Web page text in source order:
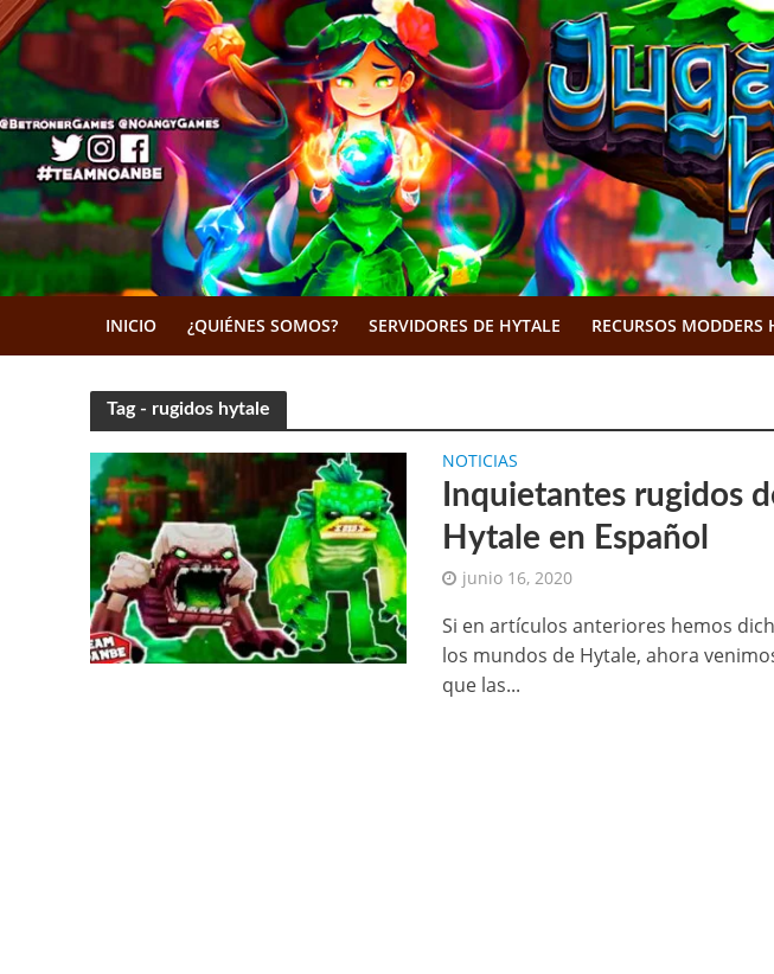
INICIO ¿QUIÉNES SOMOS? SERVIDORES DE HYTALE RECURSOS MODDERS
Tag - rugidos hytale
NOTICIAS
Inquietantes rugidos
Hytale en Español
junio 16, 2020
Si en artículos anteriores hemos
los mundos de Hytale, ahora
que las...